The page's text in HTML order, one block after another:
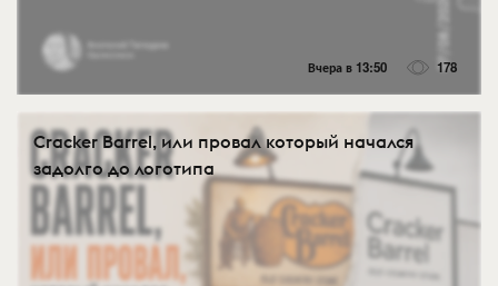
Вчера в 13:50 178
Cracker Barrel, или провал который начался
задолго до логотипа